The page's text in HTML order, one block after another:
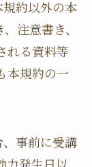
約以外の本
注意書き、
れる資料等
本規約の一
事前に受講